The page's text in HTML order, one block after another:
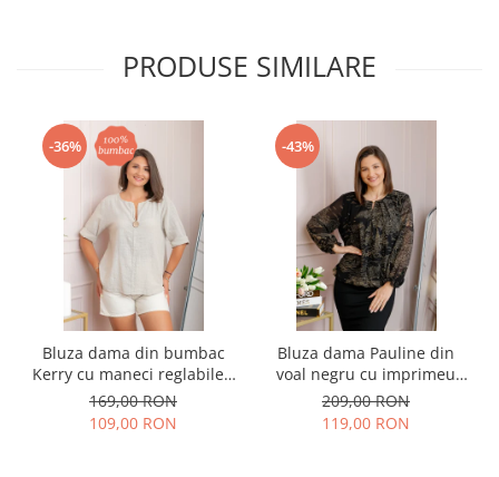
PRODUSE SIMILARE
-36%
Bluza dama din bumbac
Kerry cu maneci reglabile -
Ecru
169,00 RON
109,00 RON
-43%
Bluza dama Pauline din
voal negru cu imprimeu
floral auriu
209,00 RON
119,00 RON